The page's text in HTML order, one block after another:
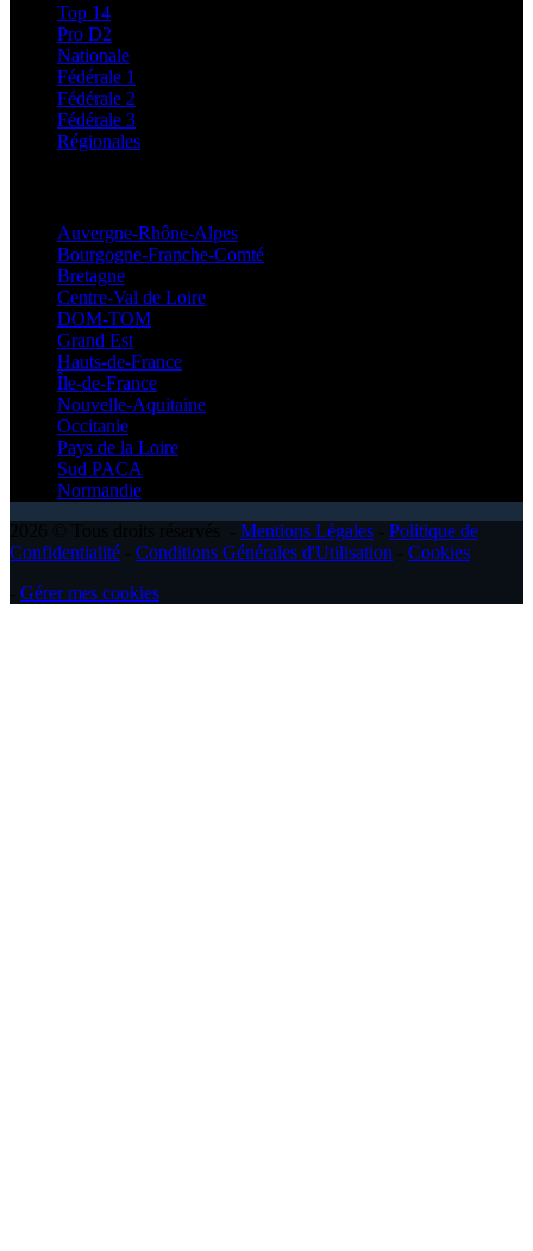
Top 14
Pro D2
Nationale
Fédérale 1
Fédérale 2
Fédérale 3
Régionales
Auvergne-Rhône-Alpes
Bourgogne-Franche-Comté
Bretagne
Centre-Val de Loire
DOM-TOM
Grand Est
Hauts-de-France
Île-de-France
Nouvelle-Aquitaine
Occitanie
Pays de la Loire
Sud PACA
Normandie
Mentions Légales
Politique de
Confidentialité
Conditions Générales d'Utilisation
Cookies
Gérer mes cookies